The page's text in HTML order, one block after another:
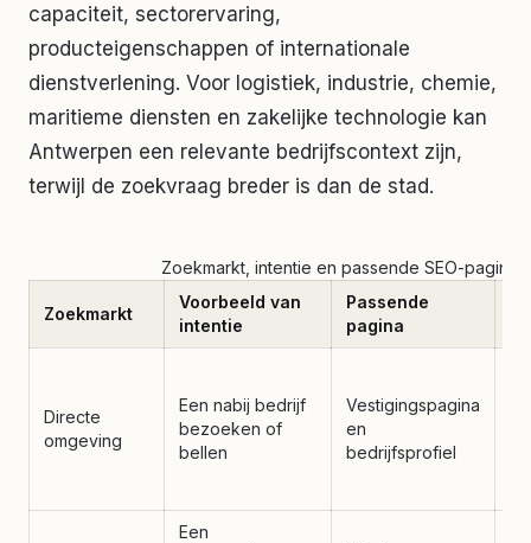
capaciteit, sectorervaring,
producteigenschappen of internationale
dienstverlening. Voor logistiek, industrie, chemie,
maritieme diensten en zakelijke technologie kan
Antwerpen een relevante bedrijfscontext zijn,
terwijl de zoekvraag breder is dan de stad.
Zoekmarkt, intentie en passende SEO-pagina
Zoekmarkt
Voorbeeld van
intentie
Passende
pagina
Directe
omgeving
Een nabij bedrijf
bezoeken of
bellen
Vestigingspagina
en
bedrijfsprofiel
Een